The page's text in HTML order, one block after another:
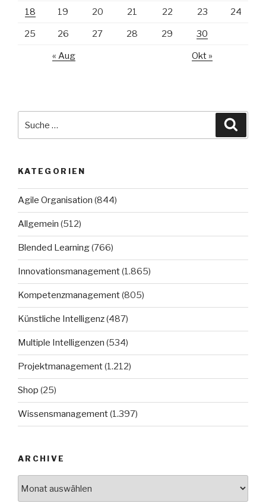
18 19 20 21 22 23 24
25 26 27 28 29 30
« Aug Okt »
KATEGORIEN
Agile Organisation (844)
Allgemein (512)
Blended Learning(766)
Innovationsmanagement(1.865)
Kompetenzmanagement(805)
Künstliche Intelligenz(487)
Multiple Intelligenzen (534)
Projektmanagement(1.212)
Shop (25)
Wissensmanagement(1.397)
ARCHIVE